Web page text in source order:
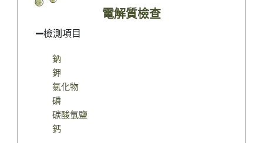
電解質檢查
檢測項目
鈉
鉀
氯化物
磷
碳酸氫鹽
鈣